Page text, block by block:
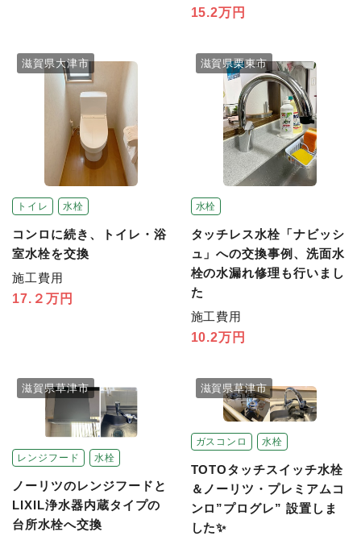
15.2万円
トイレ 水栓
滋賀県大津市
コンロに続き、トイレ・浴
室水栓を交換
施工費用
17.２万円
水栓
滋賀県栗東市
タッチレス水栓「ナビッシ
ュ」への交換事例、洗面水
栓の水漏れ修理も行いまし
た
施工費用
10.2万円
レンジフード 水栓
滋賀県草津市
ノーリツのレンジフードと
LIXIL浄水器内蔵タイプの
台所水栓へ交換
ガスコンロ 水栓
滋賀県草津市
TOTOタッチスイッチ水栓
＆ノーリツ・プレミアムコ
ンロ”プログレ” 設置しま
した✨